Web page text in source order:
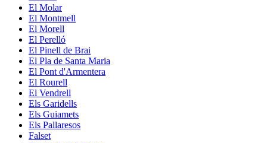
El Molar
El Montmell
El Morell
El Perelló
El Pinell de Brai
El Pla de Santa Maria
El Pont d'Armentera
El Rourell
El Vendrell
Els Garidells
Els Guiamets
Els Pallaresos
Falset